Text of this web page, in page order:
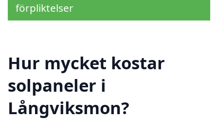
förpliktelser
Hur mycket kostar
solpaneler i
Långviksmon?